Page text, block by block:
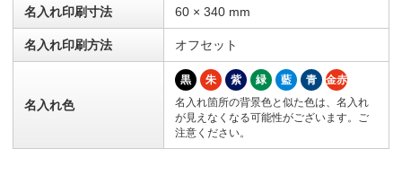
名入れ印刷寸法 60 × 340 mm
名入れ印刷方法 オフセット
名入れ色
黒 朱 紫 緑 藍 青
金赤
名入れ箇所の背景色と似た色は、名入れ
が見えなくなる可能性がございます。ご
注意ください。